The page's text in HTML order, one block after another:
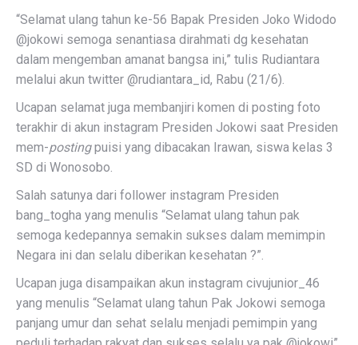
“Selamat ulang tahun ke-56 Bapak Presiden Joko Widodo
@jokowi semoga senantiasa dirahmati dg kesehatan
dalam mengemban amanat bangsa ini,” tulis Rudiantara
melalui akun twitter @rudiantara_id, Rabu (21/6).
Ucapan selamat juga membanjiri komen di posting foto
terakhir di akun instagram Presiden Jokowi saat Presiden
mem-postingpuisi yang dibacakan Irawan, siswa kelas 3
SD di Wonosobo.
Salah satunya dari follower instagram Presiden
bang_togha yang menulis “Selamat ulang tahun pak
semoga kedepannya semakin sukses dalam memimpin
Negara ini dan selalu diberikan kesehatan ?”.
Ucapan juga disampaikan akun instagram civujunior_46
yang menulis “Selamat ulang tahun Pak Jokowi semoga
panjang umur dan sehat selalu menjadi pemimpin yang